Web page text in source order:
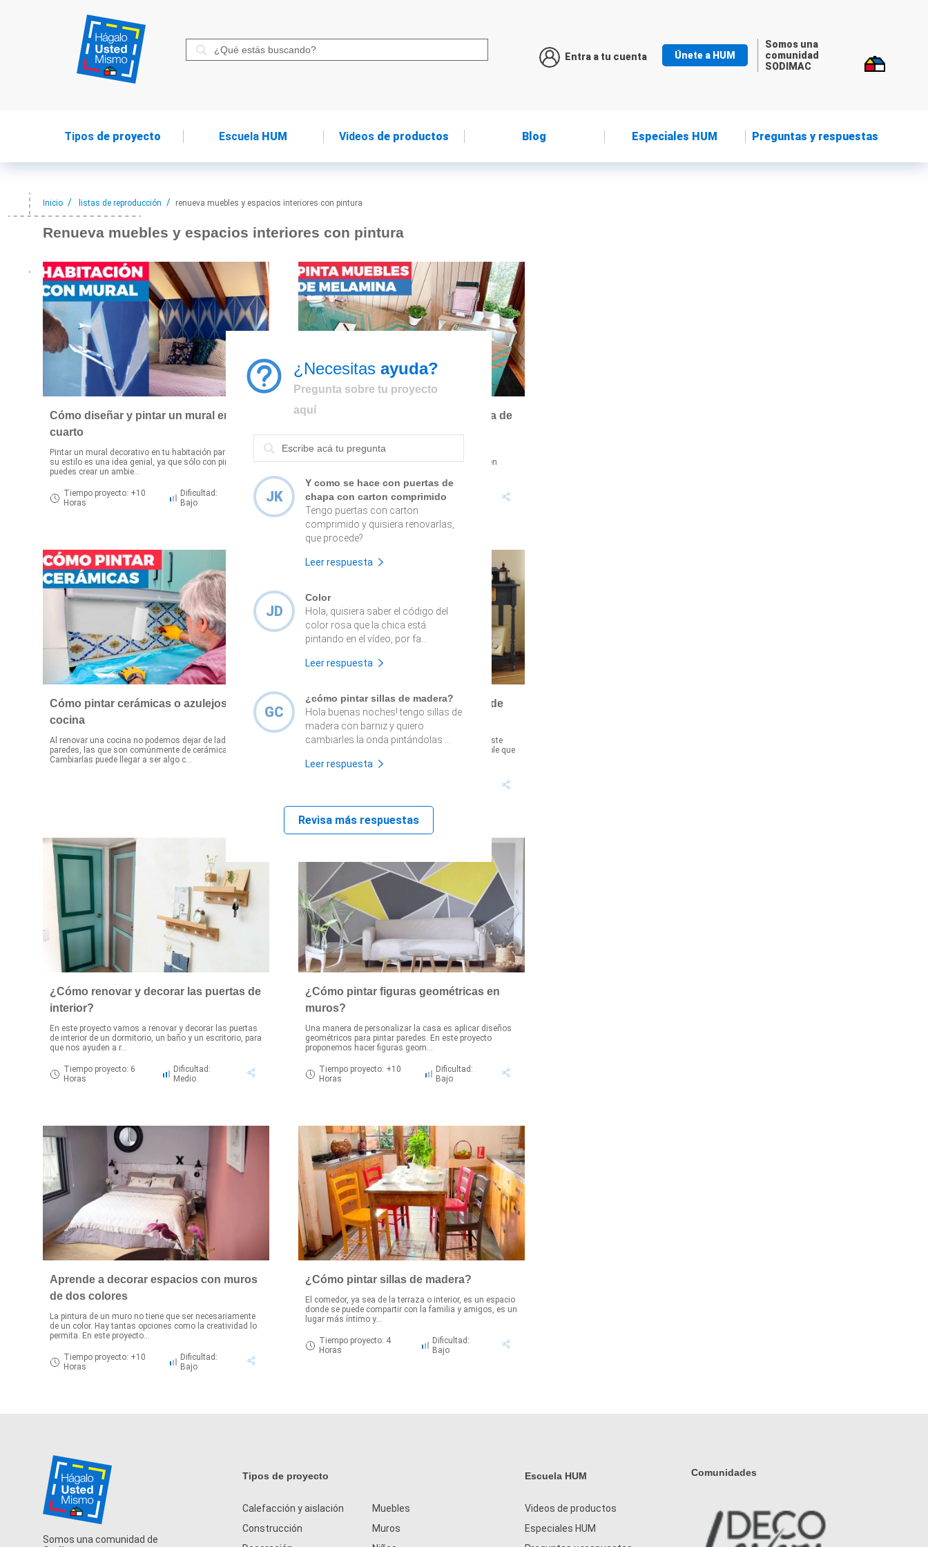
Entra a tu cuenta Únete a HUM
Somos una
comunidad
SODIMAC
Tipos de proyecto Escuela HUM Videosde productos Blog Especiales HUM Preguntas y respuestas
Inicio listas de reproducción renueva muebles y espacios interiores con pintura
Renueva muebles y espacios interiores con pintura
¿Necesitas ayuda?
Pregunta sobre tu proyecto
aquí
JK
Y como se hace con puertas de
chapa con carton comprimido
Tengo puertas con carton
comprimido y quisiera renovarlas,
que procede?
Leer respuesta
JD
Color
Hola, quisiera saber el código del
color rosa que la chica está
pintando en el vídeo, por fa...
Leer respuesta
GC
¿cómo pintar sillas de madera?
Hola buenas noches! tengo sillas de
madera con barniz y quiero
cambiarles la onda pintándolas ...
Leer respuesta
Revisa más respuestas
Cómo diseñar y pintar un mural en el
cuarto
Pintar un mural decorativo en tu habitación para renovar
su estilo es una idea genial, ya que sólo con pintura
puedes crear un ambie...
Tiempo proyecto: +10
Horas
Dificultad:
Bajo
Cómo pintar un escritorio y cajonera de
melamina
Si quieres renovar tu hogar sin gastar en muebles
nuevos, este proyecto te va a encantar. Consiste en
Tiempo proyecto: 6
Horas
Dificultad:
Bajo
Cómo pintar cerámicas o azulejos en la
cocina
Al renovar una cocina no podemos dejar de lado sus
paredes, las que son comúnmente de cerámica.
Cambiarlas puede llegar a ser algo c...
Cómo restaurar y pintar un mueble de
madera
¡Restaura ese viejo mueble que ya no usas! Con este
proyecto aprenderás a darle nueva vida a un mueble que
quizás ya ibas a botar o...
¿Cómo renovar y decorar las puertas de
interior?
En este proyecto vamos a renovar y decorar las puertas
de interior de un dormitorio, un baño y un escritorio, para
que nos ayuden a r...
Tiempo proyecto: 6
Horas
Dificultad:
Medio
¿Cómo pintar figuras geométricas en
muros?
Una manera de personalizar la casa es aplicar diseños
geométricos para pintar paredes. En este proyecto
proponemos hacer figuras geom...
Tiempo proyecto: +10
Horas
Dificultad:
Bajo
Aprende a decorar espacios con muros
de dos colores
La pintura de un muro no tiene que ser necesariamente
de un color. Hay tantas opciones como la creatividad lo
permita. En este proyecto...
Tiempo proyecto: +10
Horas
Dificultad:
Bajo
¿Cómo pintar sillas de madera?
El comedor, ya sea de la terraza o interior, es un espacio
donde se puede compartir con la familia y amigos, es un
lugar más íntimo y...
Tiempo proyecto: 4
Horas
Dificultad:
Bajo
Somos una comunidad de
Tipos de proyecto
Calefacción y aislación
Construcción
Muebles
Muros
Escuela HUM
Videos de productos
Especiales HUM
Comunidades